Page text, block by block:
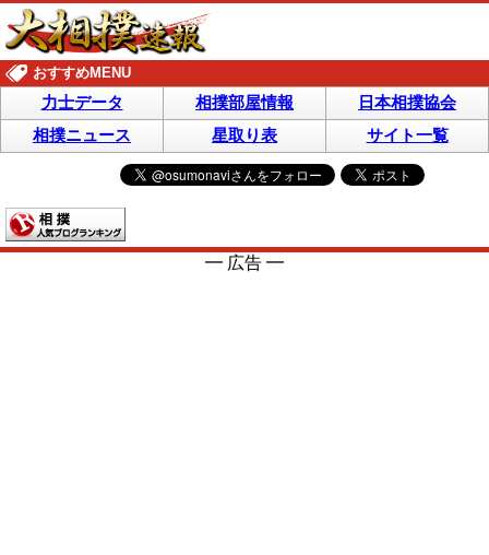
おすすめMENU
力士データ 相撲部屋情報
日本相撲協会
相撲ニュース
星取り表 サイト一覧
━ 広告 ━